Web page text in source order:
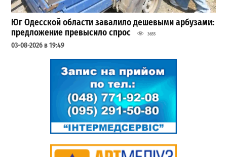
Юг Одесской области завалило дешевыми арбузами:
предложение превысило спрос
3655
03-08-2026 в 19:49